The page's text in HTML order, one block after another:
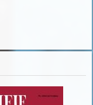
Miłośników